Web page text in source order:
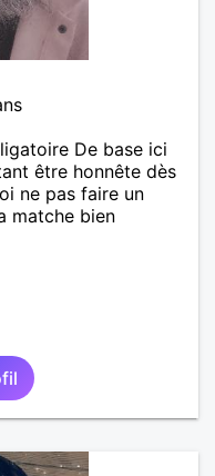
De base ici
être honnête dès
ne pas faire un
matche bien